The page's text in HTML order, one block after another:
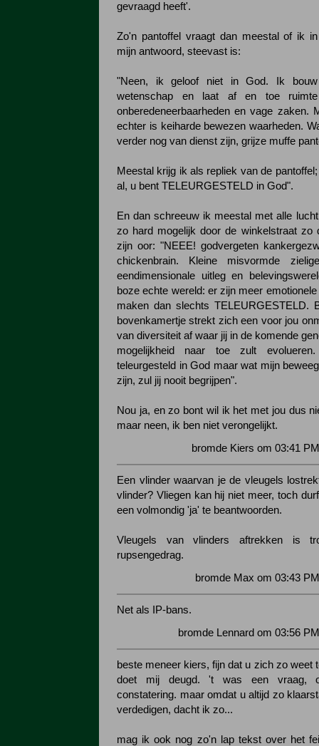
gevraagd heeft'.
Zo'n pantoffel vraagt dan meestal of ik
mijn antwoord, steevast is:
"Neen, ik geloof niet in God. Ik
wetenschap en laat af en toe
onberedeneerbaarheden en vage zaken.
echter is keiharde bewezen waarheden.
verder nog van dienst zijn, grijze muffe
Meestal krijg ik als repliek van de
al, u bent TELEURGESTELD in God".
En dan schreeuw ik meestal met alle
zo hard mogelijk door de winkelstraat zo
zijn oor: "NEEE! godvergeten
chickenbrain. Kleine misvormde
eendimensionale uitleg en
boze echte wereld: er zijn meer
maken dan slechts TELEURGESTELD.
bovenkamertje strekt zich een voor jou
van diversiteit af waar jij in de komende
mogelijkheid naar toe zult
teleurgesteld in God maar wat mijn
zijn, zul jij nooit begrijpen".
Nou ja, en zo bont wil ik het met jou dus
maar neen, ik ben niet verongelijkt.
bromde Kiers om 03:41
Een vlinder waarvan je de vleugels
vlinder? Vliegen kan hij niet meer, toch
een volmondig 'ja' te beantwoorden.
Vleugels van vlinders aftrekken is
rupsengedrag.
bromde Max om 03:43
Net als IP-bans.
bromde Lennard om 03:56
beste meneer kiers, fijn dat u zich zo weet
doet mij deugd. 't was een vraag,
constatering. maar omdat u altijd zo
verdedigen, dacht ik zo...
mag ik ook nog zo'n lap tekst over het